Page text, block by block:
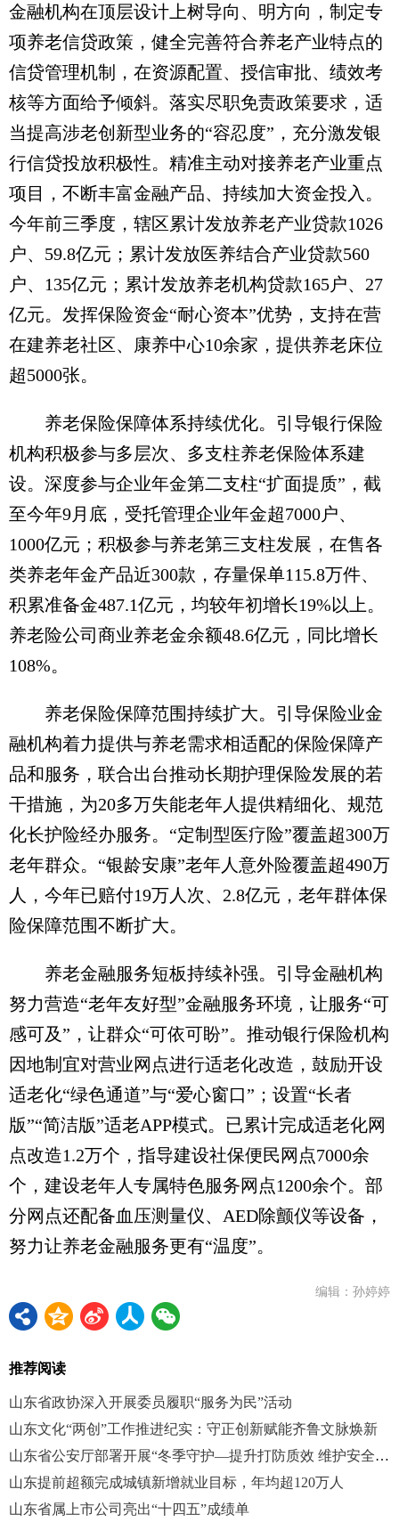
金融机构在顶层设计上树导向、明方向，制定专
项养老信贷政策，健全完善符合养老产业特点的
信贷管理机制，在资源配置、授信审批、绩效考
核等方面给予倾斜。落实尽职免责政策要求，适
当提高涉老创新型业务的“容忍度”，充分激发银
行信贷投放积极性。精准主动对接养老产业重点
项目，不断丰富金融产品、持续加大资金投入。
今年前三季度，辖区累计发放养老产业贷款1026
户、59.8亿元；累计发放医养结合产业贷款560
户、135亿元；累计发放养老机构贷款165户、27
亿元。发挥保险资金“耐心资本”优势，支持在营
在建养老社区、康养中心10余家，提供养老床位
超5000张。
养老保险保障体系持续优化。引导银行保险
机构积极参与多层次、多支柱养老保险体系建
设。深度参与企业年金第二支柱“扩面提质”，截
至今年9月底，受托管理企业年金超7000户、
1000亿元；积极参与养老第三支柱发展，在售各
类养老年金产品近300款，存量保单115.8万件、
积累准备金487.1亿元，均较年初增长19%以上。
养老险公司商业养老金余额48.6亿元，同比增长
108%。
养老保险保障范围持续扩大。引导保险业金
融机构着力提供与养老需求相适配的保险保障产
品和服务，联合出台推动长期护理保险发展的若
干措施，为20多万失能老年人提供精细化、规范
化长护险经办服务。“定制型医疗险”覆盖超300万
老年群众。“银龄安康”老年人意外险覆盖超490万
人，今年已赔付19万人次、2.8亿元，老年群体保
险保障范围不断扩大。
养老金融服务短板持续补强。引导金融机构
努力营造“老年友好型”金融服务环境，让服务“可
感可及”，让群众“可依可盼”。推动银行保险机构
因地制宜对营业网点进行适老化改造，鼓励开设
适老化“绿色通道”与“爱心窗口”；设置“长者
版”“简洁版”适老APP模式。已累计完成适老化网
点改造1.2万个，指导建设社保便民网点7000余
个，建设老年人专属特色服务网点1200余个。部
分网点还配备血压测量仪、AED除颤仪等设备，
努力让养老金融服务更有“温度”。
编辑：孙婷婷
推荐阅读
山东省政协深入开展委员履职“服务为民”活动
山东文化“两创”工作推进纪实：守正创新赋能齐鲁文脉焕新
山东省公安厅部署开展“冬季守护—提升打防质效 维护安全稳定”专项工作
山东提前超额完成城镇新增就业目标，年均超120万人
山东省属上市公司亮出“十四五”成绩单